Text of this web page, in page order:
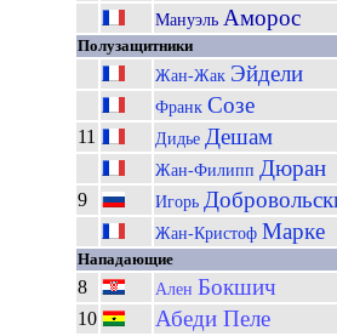
Мануэль Аморос
Полузащитники
Жан-Жак Эйдели
Франк Созе
11
Дидье Дешам
Жан-Филипп Дюран
9
Игорь
Жан-Кристоф Марке
Нападающие
8 Ален Бокшич
10
Абеди Пеле